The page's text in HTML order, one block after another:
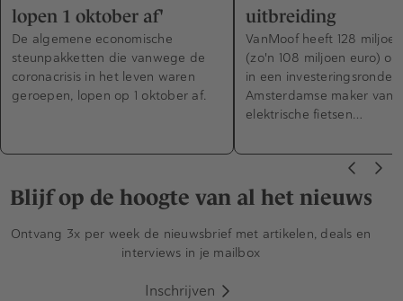
lopen 1 oktober af'
De algemene economische
steunpakketten die vanwege de
coronacrisis in het leven waren
geroepen, lopen op 1 oktober af.
uitbreiding
VanMoof heeft 128
(zo'n 108 miljoen euro)
in een investeringsronde.
Amsterdamse maker van
elektrische fietsen…
Blijf op de hoogte van al het nieuws
Ontvang 3x per week de nieuwsbrief met artikelen, deals en
interviews in je mailbox
Inschrijven